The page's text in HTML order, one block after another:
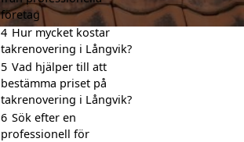
företag
4 Hur mycket kostar
takrenovering i Långvik?
5 Vad hjälper till att
bestämma priset på
takrenovering i Långvik?
6 Sök efter en
professionell för